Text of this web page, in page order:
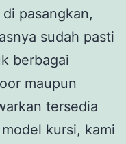
pasangkan,
sudah pasti
berbagai
maupun
tersedia
kursi, kami